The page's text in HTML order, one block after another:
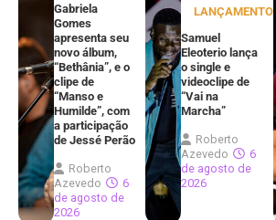
Gabriela
Gomes
apresenta seu
novo álbum,
“Bethânia”, e o
clipe de
“Manso e
Humilde”, com
a participação
de Jessé Perão
Roberto
Azevedo
6
de agosto de
2026
LANÇAMENTOS
Samuel
Eleoterio lança
o single e
videoclipe de
“Vai na
Marcha”
Roberto
Azevedo
6
de agosto de
2026